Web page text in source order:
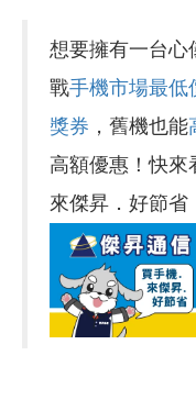
想要擁有一台心
戰手機市場最低
獎券 ，舊機也能
高額優惠！快來
來傑昇．好節省